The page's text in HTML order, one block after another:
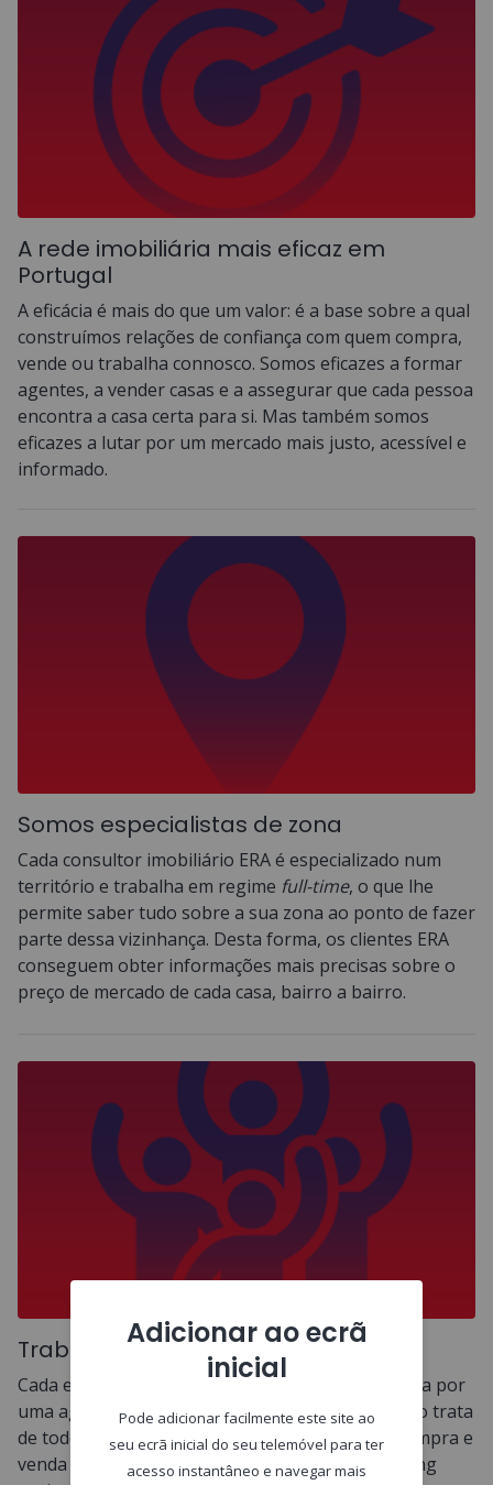
A rede imobiliária mais eficaz em
Portugal
A eficácia é mais do que um valor: é a base sobre a qual
construímos relações de confiança com quem compra,
vende ou trabalha connosco. Somos eficazes a formar
agentes, a vender casas e a assegurar que cada pessoa
encontra a casa certa para si. Mas também somos
eficazes a lutar por um mercado mais justo, acessível e
informado.
Somos especialistas de zona
Cada consultor imobiliário ERA é especializado num
território e trabalha em regime full-time, o que lhe
permite saber tudo sobre a sua zona ao ponto de fazer
parte dessa vizinhança. Desta forma, os clientes ERA
conseguem obter informações mais precisas sobre o
preço de mercado de cada casa, bairro a bairro.
Trabalhamos em equipa
Cada equipa de consultores imobiliários é apoiada por
uma agência onde um consultor legal e financeiro trata
de todos os processos administrativos para a compra e
venda das casas e por uma estrutura de marketing
Adicionar ao ecrã
inicial
Pode adicionar facilmente este site ao
seu ecrã inicial do seu telemóvel para ter
acesso instantâneo e navegar mais